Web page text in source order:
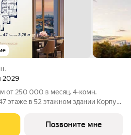
2029
в месяц. 4-комн.
этаже в 52 этажном здании Корпус
премиум-квартал ЭРА на
Позвоните мне